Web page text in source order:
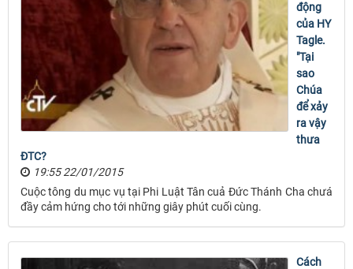
động
của HY
Tagle.
"Tại
sao
Chúa
để xảy
ra vậy
thưa
ĐTC?
19:55 22/01/2015
Cuộc tông du mục vụ tại Phi Luật Tân cuả Đức Thánh Cha chưá
đầy cảm hứng cho tới những giây phút cuối cùng.
Cách